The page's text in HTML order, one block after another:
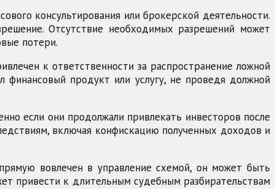
консультирования или брокерской деятельности.
Отсутствие необходимых разрешений может
потери.
к ответственности за распространение ложной
финансовый продукт или услугу, не проведя должной
если они продолжали привлекать инвесторов после
включая конфискацию полученных доходов и
вовлечен в управление схемой, он может быть
привести к длительным судебным разбирательствам